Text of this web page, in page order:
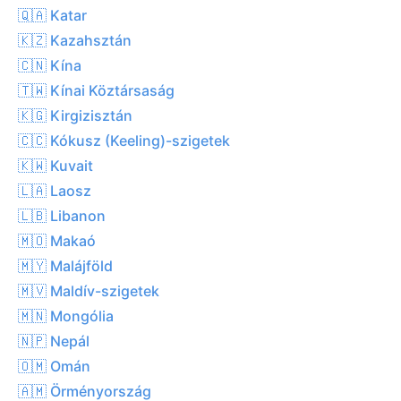
🇶🇦 Katar
🇰🇿 Kazahsztán
🇨🇳 Kína
🇹🇼 Kínai Köztársaság
🇰🇬 Kirgizisztán
🇨🇨 Kókusz (Keeling)-szigetek
🇰🇼 Kuvait
🇱🇦 Laosz
🇱🇧 Libanon
🇲🇴 Makaó
🇲🇾 Malájföld
🇲🇻 Maldív-szigetek
🇲🇳 Mongólia
🇳🇵 Nepál
🇴🇲 Omán
🇦🇲 Örményország